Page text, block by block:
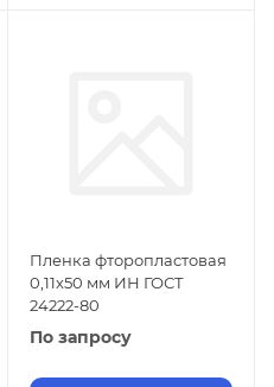
Пленка фторопластовая
0,11х50 мм ИН ГОСТ
24222-80
По запросу